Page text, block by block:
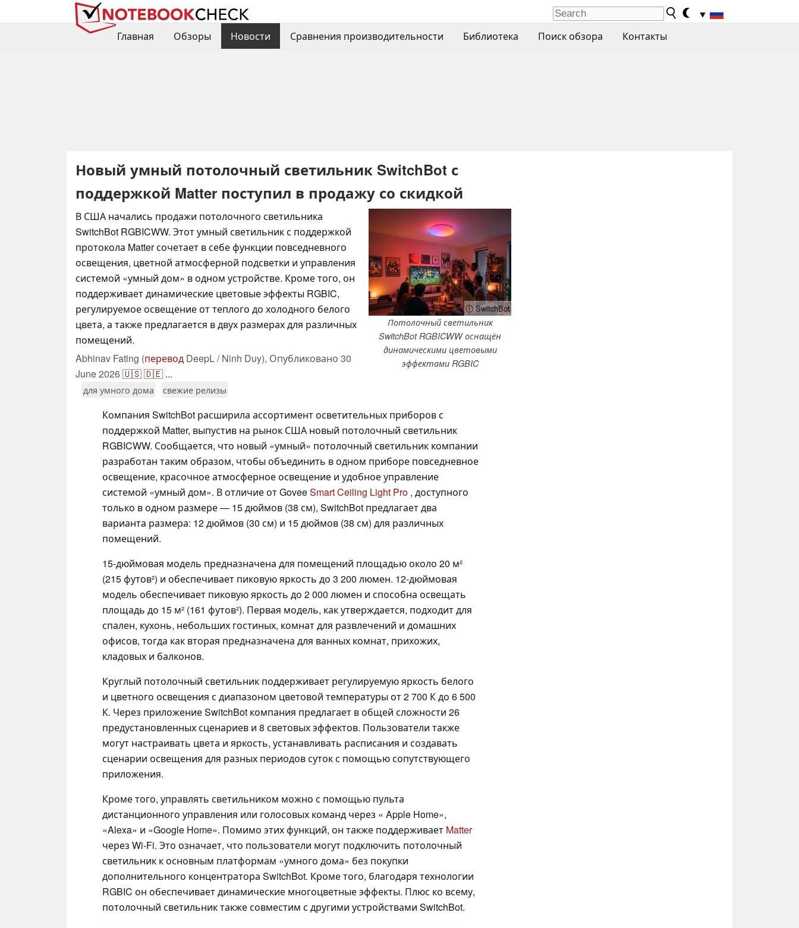
▼
Главная
Обзоры Новости Сравнения производительности Библиотека Поиск обзора Контакты
Новый умный потолочный светильник SwitchBot с
поддержкой Matter поступил в продажу со скидкой
ⓘ SwitchBot
Потолочный светильник
SwitchBot RGBICWW оснащён
динамическими цветовыми
эффектами RGBIC
В США начались продажи потолочного светильника
SwitchBot RGBICWW. Этот умный светильник с поддержкой
протокола Matter сочетает в себе функции повседневного
освещения, цветной атмосферной подсветки и управления
системой «умный дом» в одном устройстве. Кроме того, он
поддерживает динамические цветовые эффекты RGBIC,
регулируемое освещение от теплого до холодного белого
цвета, а также предлагается в двух размерах для различных
помещений.
Abhinav Fating (перевод DeepL / Ninh Duy), Опубликовано 30
June 2026🇺🇸🇩🇪 ...
для умного дома свежие релизы
Компания SwitchBot расширила ассортимент осветительных приборов с
поддержкой Matter, выпустив на рынок США новый потолочный светильник
RGBICWW. Сообщается, что новый «умный» потолочный светильник компании
разработан таким образом, чтобы объединить в одном приборе повседневное
освещение, красочное атмосферное освещение и удобное управление
системой «умный дом». В отличие от GoveeSmart Ceiling Light Pro , доступного
только в одном размере — 15 дюймов (38 см), SwitchBot предлагает два
варианта размера: 12 дюймов (30 см) и 15 дюймов (38 см) для различных
помещений.
15-дюймовая модель предназначена для помещений площадью около 20 м²
(215 футов²) и обеспечивает пиковую яркость до 3 200 люмен. 12-дюймовая
модель обеспечивает пиковую яркость до 2 000 люмен и способна освещать
площадь до 15 м² (161 футов²). Первая модель, как утверждается, подходит для
спален, кухонь, небольших гостиных, комнат для развлечений и домашних
офисов, тогда как вторая предназначена для ванных комнат, прихожих,
кладовых и балконов.
Круглый потолочный светильник поддерживает регулируемую яркость белого
и цветного освещения с диапазоном цветовой температуры от 2 700 К до 6 500
К. Через приложение SwitchBot компания предлагает в общей сложности 26
предустановленных сценариев и 8 световых эффектов. Пользователи также
могут настраивать цвета и яркость, устанавливать расписания и создавать
сценарии освещения для разных периодов суток с помощью сопутствующего
приложения.
Кроме того, управлять светильником можно с помощью пульта
дистанционного управления или голосовых команд через « Apple Home»,
«Alexa» и «Google Home». Помимо этих функций, он также поддерживает Matter
через Wi-Fi. Это означает, что пользователи могут подключить потолочный
светильник к основным платформам «умного дома» без покупки
дополнительного концентратора SwitchBot. Кроме того, благодаря технологии
RGBIC он обеспечивает динамические многоцветные эффекты. Плюс ко всему,
потолочный светильник также совместим с другими устройствами SwitchBot.